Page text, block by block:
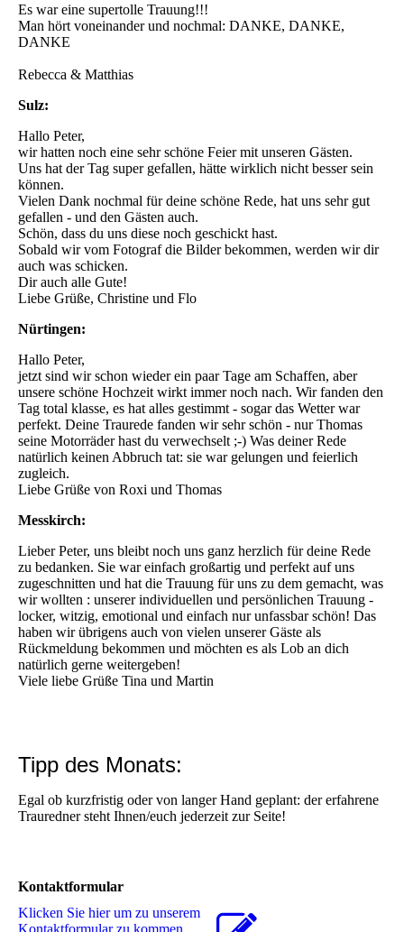
Es war eine supertolle Trauung!!!
Man hört voneinander und nochmal: DANKE, DANKE,
DANKE
Rebecca & Matthias
Sulz:
Hallo Peter,
wir hatten noch eine sehr schöne Feier mit unseren Gästen.
Uns hat der Tag super gefallen, hätte wirklich nicht besser sein
können.
Vielen Dank nochmal für deine schöne Rede, hat uns sehr gut
gefallen - und den Gästen auch.
Schön, dass du uns diese noch geschickt hast.
Sobald wir vom Fotograf die Bilder bekommen, werden wir dir
auch was schicken.
Dir auch alle Gute!
Liebe Grüße, Christine und Flo
Nürtingen:
Hallo Peter,
jetzt sind wir schon wieder ein paar Tage am Schaffen, aber
unsere schöne Hochzeit wirkt immer noch nach. Wir fanden den
Tag total klasse, es hat alles gestimmt - sogar das Wetter war
perfekt. Deine Traurede fanden wir sehr schön - nur Thomas
seine Motorräder hast du verwechselt ;-) Was deiner Rede
natürlich keinen Abbruch tat: sie war gelungen und feierlich
zugleich.
Liebe Grüße von Roxi und Thomas
Messkirch:
Lieber Peter, uns bleibt noch uns ganz herzlich für deine Rede
zu bedanken. Sie war einfach großartig und perfekt auf uns
zugeschnitten und hat die Trauung für uns zu dem gemacht, was
wir wollten : unserer individuellen und persönlichen Trauung -
locker, witzig, emotional und einfach nur unfassbar schön! Das
haben wir übrigens auch von vielen unserer Gäste als
Rückmeldung bekommen und möchten es als Lob an dich
natürlich gerne weitergeben!
Viele liebe Grüße Tina und Martin
Tipp des Monats:
Egal ob kurzfristig oder von langer Hand geplant: der erfahrene
Trauredner steht Ihnen/euch jederzeit zur Seite!
Kontaktformular
Klicken Sie hier um zu unserem